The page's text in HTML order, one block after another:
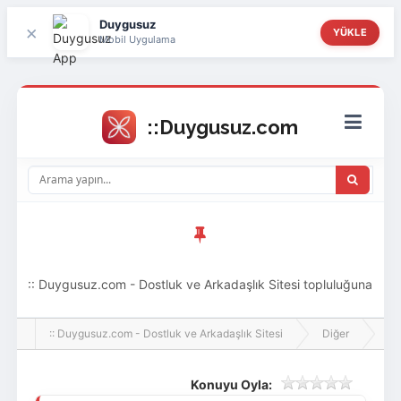
× Duygusuz
Mobil Uygulama
YÜKLE
:: Duygusuz.com - Dostluk ve Arkadaşlık Sitesi topluluğuna
hoş geldin ziyaretçi! Aramıza katılmak istersen kayıt
:: Duygusuz.com - Dostluk ve Arkadaşlık Sitesi Diğer
Konuyu Oyla: